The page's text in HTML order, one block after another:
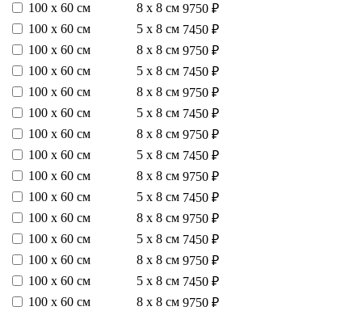
100 х 60 см
8 х 8 см 9750 ₽
100 х 60 см
5 х 8 см 7450 ₽
100 х 60 см
8 х 8 см 9750 ₽
100 х 60 см
5 х 8 см 7450 ₽
100 х 60 см
8 х 8 см 9750 ₽
100 х 60 см
5 х 8 см 7450 ₽
100 х 60 см
8 х 8 см 9750 ₽
100 х 60 см
5 х 8 см 7450 ₽
100 х 60 см
8 х 8 см 9750 ₽
100 х 60 см
5 х 8 см 7450 ₽
100 х 60 см
8 х 8 см 9750 ₽
100 х 60 см
5 х 8 см 7450 ₽
100 х 60 см
8 х 8 см 9750 ₽
100 х 60 см
5 х 8 см 7450 ₽
100 х 60 см
8 х 8 см 9750 ₽